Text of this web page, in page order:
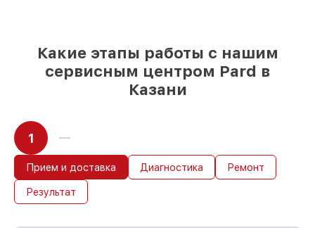
Какие этапы работы с нашим
сервисным центром Pard в
Казани
1
Прием и доставка Диагностика Ремонт
Результат